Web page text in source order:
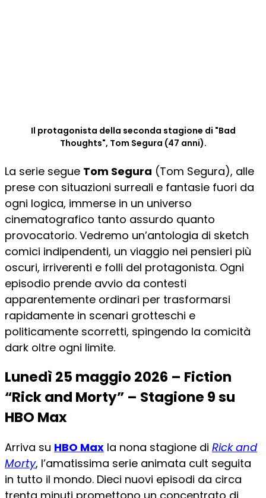
Il protagonista della seconda stagione di "Bad
Thoughts", Tom Segura (47 anni).
La serie segue Tom Segura (Tom Segura), alle
prese con situazioni surreali e fantasie fuori da
ogni logica, immerse in un universo
cinematografico tanto assurdo quanto
provocatorio. Vedremo un’antologia di sketch
comici indipendenti, un viaggio nei pensieri più
oscuri, irriverenti e folli del protagonista. Ogni
episodio prende avvio da contesti
apparentemente ordinari per trasformarsi
rapidamente in scenari grotteschi e
politicamente scorretti, spingendo la comicità
dark oltre ogni limite.
Lunedì 25 maggio 2026 – Fiction
“Rick and Morty” – Stagione 9 su
HBO Max
Arriva su HBO Max la nona stagione di Rick and
Morty, l’amatissima serie animata cult seguita
in tutto il mondo. Dieci nuovi episodi da circa